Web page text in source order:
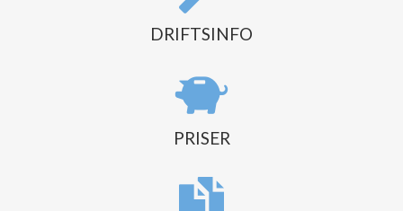
DRIFTSINFO
PRISER